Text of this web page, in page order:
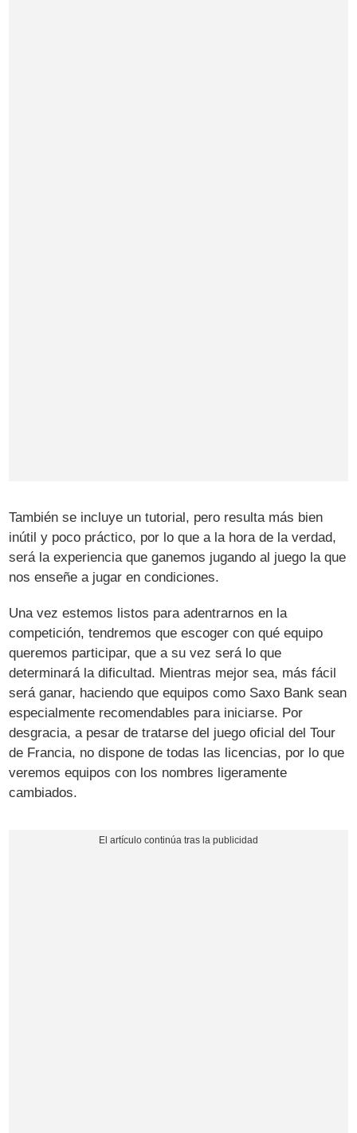
También se incluye un tutorial, pero resulta más bien
inútil y poco práctico, por lo que a la hora de la verdad,
será la experiencia que ganemos jugando al juego la que
nos enseñe a jugar en condiciones.
Una vez estemos listos para adentrarnos en la
competición, tendremos que escoger con qué equipo
queremos participar, que a su vez será lo que
determinará la dificultad. Mientras mejor sea, más fácil
será ganar, haciendo que equipos como Saxo Bank sean
especialmente recomendables para iniciarse. Por
desgracia, a pesar de tratarse del juego oficial del Tour
de Francia, no dispone de todas las licencias, por lo que
veremos equipos con los nombres ligeramente
cambiados.